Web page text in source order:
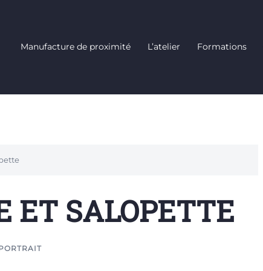
Manufacture de proximité L’atelier Formations
ET SALOPETTE